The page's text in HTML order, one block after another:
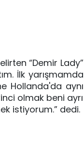
“Demir Lady”
İlk yarışmamda
Hollanda'da aynı
olmak beni ayrı
istiyorum.” dedi.